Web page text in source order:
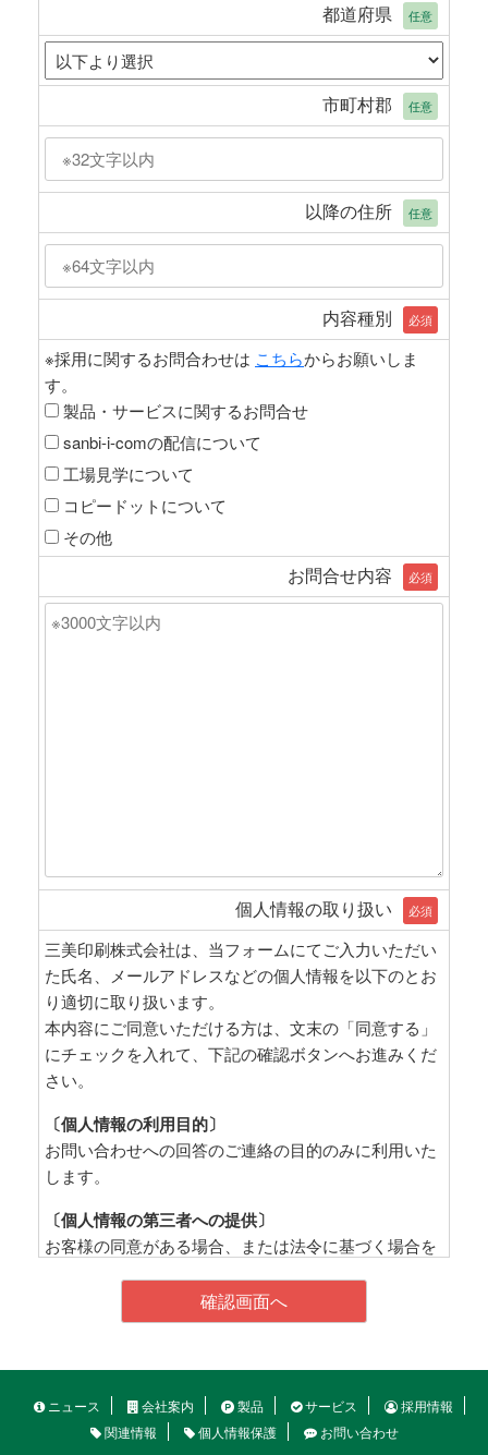
都道府県 任意
市町村郡 任意
以降の住所 任意
内容種別 必須
※採用に関するお問合わせは こちらからお願いしま
す。
製品・サービスに関するお問合せ
sanbi-i-comの配信について
工場見学について
コピードットについて
その他
お問合せ内容 必須
個人情報の取り扱い 必須
三美印刷株式会社は、当フォームにてご入力いただい
た氏名、メールアドレスなどの個人情報を以下のとお
り適切に取り扱います。
本内容にご同意いただける方は、文末の「同意する」
にチェックを入れて、下記の確認ボタンへお進みくだ
さい。
〔個人情報の利用目的〕
お問い合わせへの回答のご連絡の目的のみに利用いた
します。
〔個人情報の第三者への提供〕
お客様の同意がある場合、または法令に基づく場合を
〔個人情報取扱の委託〕
扱を委託する場合は、個人情報を適切かつ安全に取り
扱う契約を取り交わして管理します。
〔個人情報保護管理者〕
ニュース 会社案内 製品 サービス
採用情報
関連情報
個人情報保護 お問い合わせ